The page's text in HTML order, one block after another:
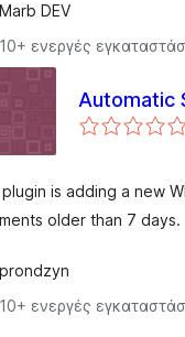
Marb DEV
10+ ενεργές
Automatic
is adding a new
older than 7 days.
prondzyn
10+ ενεργές